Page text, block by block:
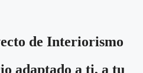
de Interiorismo
adaptado a ti, a tu